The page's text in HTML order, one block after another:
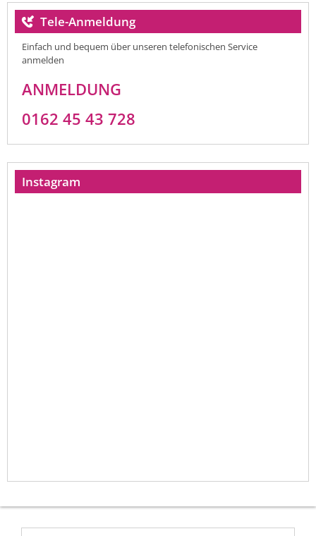
Tele-Anmeldung
Einfach und bequem über unseren telefonischen Service
anmelden
ANMELDUNG
0162 45 43 728
Instagram